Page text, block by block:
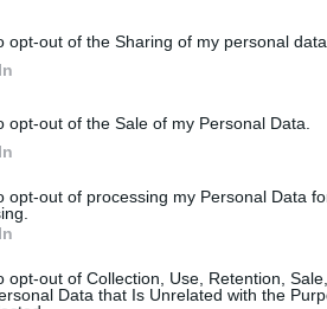
opt-out of the Sharing of my personal data.
opt-out of the Sale of my Personal Data.
opt-out of processing my Personal Data
opt-out of Collection, Use, Retention,
Data that Is Unrelated with the
mérföldköve a
árnyékában?